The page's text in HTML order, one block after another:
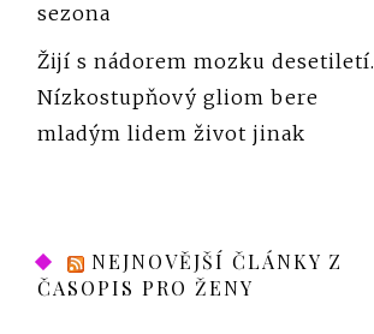
sezona
Žijí s nádorem mozku desetiletí.
Nízkostupňový gliom bere
mladým lidem život jinak
NEJNOVĚJŠÍ ČLÁNKY Z
ČASOPIS PRO ŽENY